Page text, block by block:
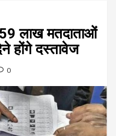
लाख मतदाताओं
होंगे दस्तावेज
0